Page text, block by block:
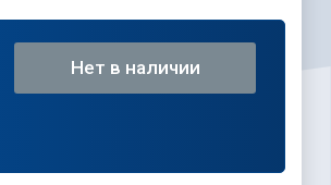
Нет в наличии